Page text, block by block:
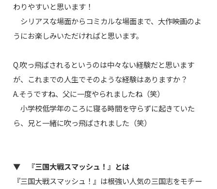
わりやすいと思います！
シリアスな場面からコミカルな場面まで、大作映画のよ
うにお楽しみいただければと思います。
Q.吹っ飛ばされるというのは中々ない経験だと思います
が、これまでの人生でそのような経験はありますか？
A.そうですね、父に一度やられましたね（笑）
小学校低学年のころに寝る時間を守らずに起きていた
ら、兄と一緒に吹っ飛ばされました（笑）
▼ 『三国大戦スマッシュ！』とは
『三国大戦スマッシュ！』は根強い人気の三国志をモチー